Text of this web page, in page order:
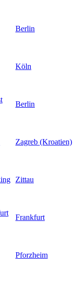
Berlin
Köln
Berlin
Zagreb (Kroatien)
Zittau
Frankfurt
Pforzheim